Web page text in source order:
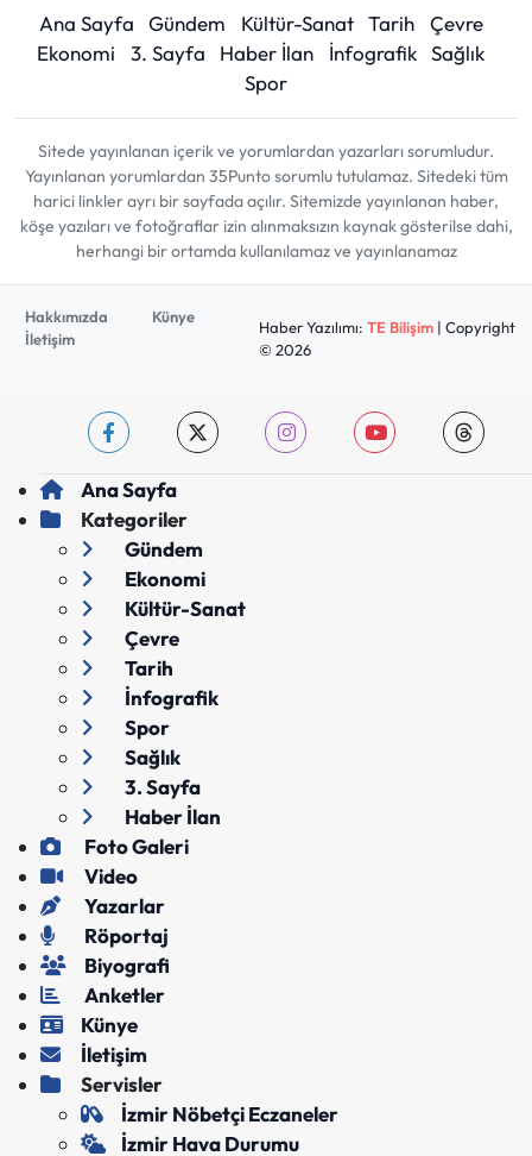
Ana Sayfa Gündem Kültür-Sanat Tarih
Çevre
Ekonomi
3. Sayfa Haber İlan İnfografik Sağlık
Spor
Sitede yayınlanan içerik ve yorumlardan yazarları sorumludur.
Yayınlanan yorumlardan 35Punto sorumlu tutulamaz. Sitedeki tüm
harici linkler ayrı bir sayfada açılır. Sitemizde yayınlanan haber,
köşe yazıları ve fotoğraflar izin alınmaksızın kaynak gösterilse dahi,
herhangi bir ortamda kullanılamaz ve yayınlanamaz
Hakkımızda
Künye
İletişim
Haber Yazılımı: TE Bilişim| Copyright
© 2026
Ana Sayfa
Kategoriler
Gündem
Ekonomi
Kültür-Sanat
Çevre
Tarih
İnfografik
Spor
Sağlık
3. Sayfa
Haber İlan
Foto Galeri
Video
Yazarlar
Röportaj
Biyografi
Anketler
Künye
İletişim
Servisler
İzmir Nöbetçi Eczaneler
İzmir Hava Durumu